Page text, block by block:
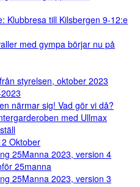
Klubbresa till Kilsbergen 9-12:e
med gympa börjar nu på
styrelsen, oktober 2023
närmar sig! Vad gör vi då?
med Ullmax
Oktober
25Manna 2023, version 4
25manna
25Manna 2023, version 3